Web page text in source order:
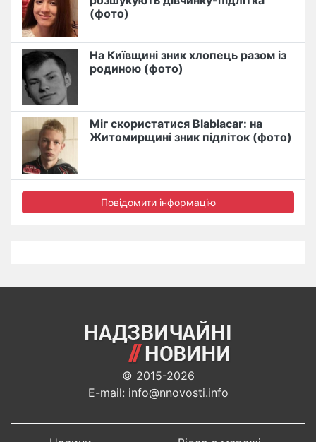
(фото)
На Київщині зник хлопець разом із
родиною (фото)
Міг скористатися Blablacar: на
Житомирщині зник підліток (фото)
Повідомити інформацію
© 2015-2026
E-mail: info@nnovosti.info